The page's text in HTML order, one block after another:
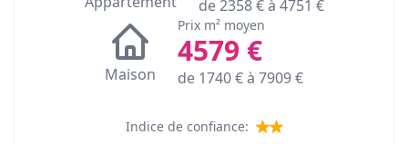
de2358€ à 4751 €
Maison
Prix m² moyen
4579 €
de 1740€ à 7909€
Indice de confiance: